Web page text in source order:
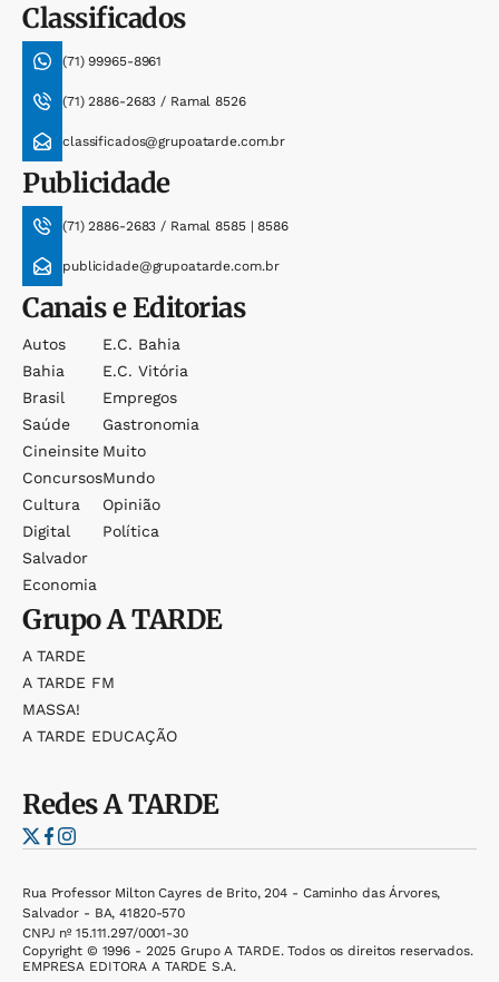
Classificados
(71) 99965-8961
(71) 2886-2683 / Ramal 8526
classificados@grupoatarde.com.br
Publicidade
(71) 2886-2683 / Ramal 8585 | 8586
publicidade@grupoatarde.com.br
Canais e Editorias
Autos
Bahia
Brasil
Saúde
Cineinsite
Concursos
Cultura
Digital
Salvador
Economia
E.c. Bahia
E.c. Vitória
Empregos
Gastronomia
Muito
Mundo
Opinião
Política
GrupoA TARDE
A TARDE
A TARDE FM
MASSA!
A TARDE EDUCAÇÃO
RedesA TARDE
Rua Professor Milton Cayres de Brito, 204 - Caminho das Árvores,
Salvador - BA, 41820-570
CNPJ nº 15.111.297/0001-30
Copyright © 1996 - 2025 Grupo A TARDE. Todos os direitos reservados.
EMPRESA EDITORA A TARDE S.A.